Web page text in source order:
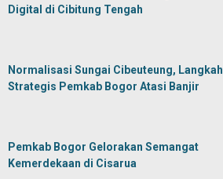
Digital di Cibitung Tengah
Normalisasi Sungai Cibeuteung, Langkah
Strategis Pemkab Bogor Atasi Banjir
Pemkab Bogor Gelorakan Semangat
Kemerdekaan di Cisarua